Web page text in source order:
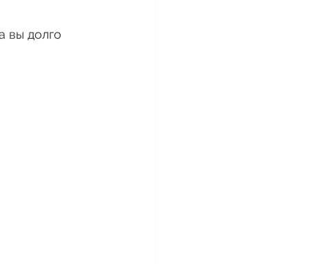
вы долго